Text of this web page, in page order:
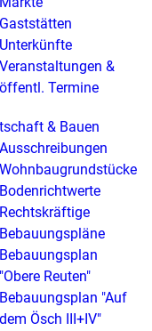
Gaststätten
Unterkünfte
Veranstaltungen &
öffentl. Termine
& Bauen
Ausschreibungen
Wohnbaugrundstücke
Bodenrichtwerte
Rechtskräftige
Bebauungspläne
Bebauungsplan
"Obere Reuten"
Bebauungsplan "Auf
dem Ösch III+IV"